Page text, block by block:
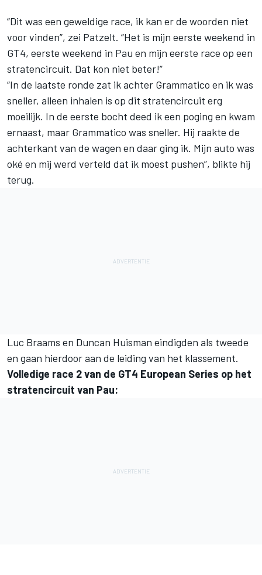
“Dit was een geweldige race, ik kan er de woorden niet
voor vinden”, zei Patzelt. “Het is mijn eerste weekend in
GT4, eerste weekend in Pau en mijn eerste race op een
stratencircuit. Dat kon niet beter!”
“In de laatste ronde zat ik achter Grammatico en ik was
sneller, alleen inhalen is op dit stratencircuit erg
moeilijk. In de eerste bocht deed ik een poging en kwam
ernaast, maar Grammatico was sneller. Hij raakte de
achterkant van de wagen en daar ging ik. Mijn auto was
oké en mij werd verteld dat ik moest pushen”, blikte hij
terug.
Luc Braams en Duncan Huisman eindigden als tweede
en gaan hierdoor aan de leiding van het klassement.
Volledige race 2 van de GT4 European Series op het
stratencircuit van Pau: